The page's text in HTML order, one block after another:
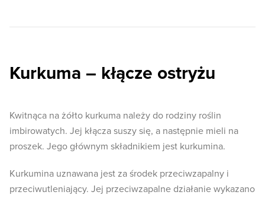
Kurkuma – kłącze ostryżu
Kwitnąca na żółto kurkuma należy do rodziny roślin
imbirowatych. Jej kłącza suszy się, a następnie mieli na
proszek. Jego głównym składnikiem jest kurkumina.
Kurkumina uznawana jest za środek przeciwzapalny i
przeciwutleniający. Jej przeciwzapalne działanie wykazano